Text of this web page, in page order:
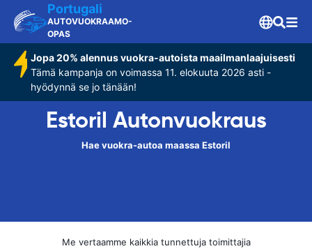
Portugali
AUTOVUOKRAAMO-
OPAS
Jopa 20% alennus vuokra-autoista maailmanlaajuisesti
Tämä kampanja on voimassa 11. elokuuta 2026 asti -
hyödynnä se jo tänään!
Estoril Autonvuokraus
Hae vuokra-autoa maassa Estoril
Me vertaamme kaikkia tunnettuja toimittajia